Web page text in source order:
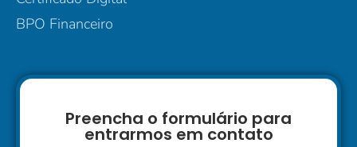
BPO Financeiro
Preencha o formulário para
entrarmos em contato